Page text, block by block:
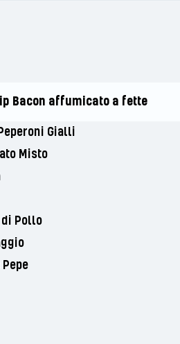
Bacon affumicato a fette
Gialli
Misto
Pollo